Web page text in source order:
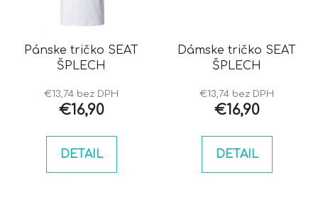
Pánske tričko SEAT
ŠPLECH
€13,74 bez DPH
€16,90
DETAIL
Dámske tričko SEAT
ŠPLECH
€13,74 bez DPH
€16,90
DETAIL